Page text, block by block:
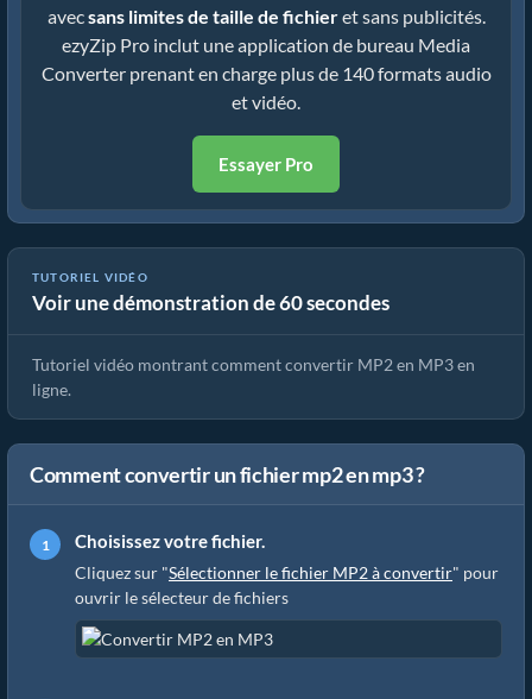
avecsans limites de taille de fichieret sans publicités.
ezyZip Pro inclut une application de bureau Media
Converter prenant en charge plus de 140 formats audio
et vidéo.
Essayer Pro
TUTORIEL VIDÉO
Voir une démonstration de 60 secondes
Comment convertir MP2 en MP3 en quelques secondes !
Tutoriel vidéo montrant comment convertir MP2 en MP3 en
ligne.
Comment convertir un fichier mp2 en mp3 ?
Choisissez votre fichier.
Cliquez sur "Sélectionner le fichier MP2 à convertir" pour
ouvrir le sélecteur de fichiers